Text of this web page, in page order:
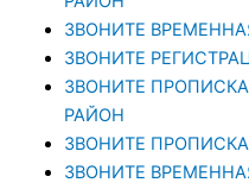
ЗВОНИТЕ
ЗВОНИТЕ
ЗВОНИТЕ
РАЙОН
ЗВОНИТЕ
ЗВОНИТЕ